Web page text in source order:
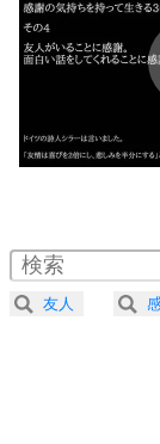
4
2.0倍速 （
2.5倍速 （
3.0倍速 （
友人